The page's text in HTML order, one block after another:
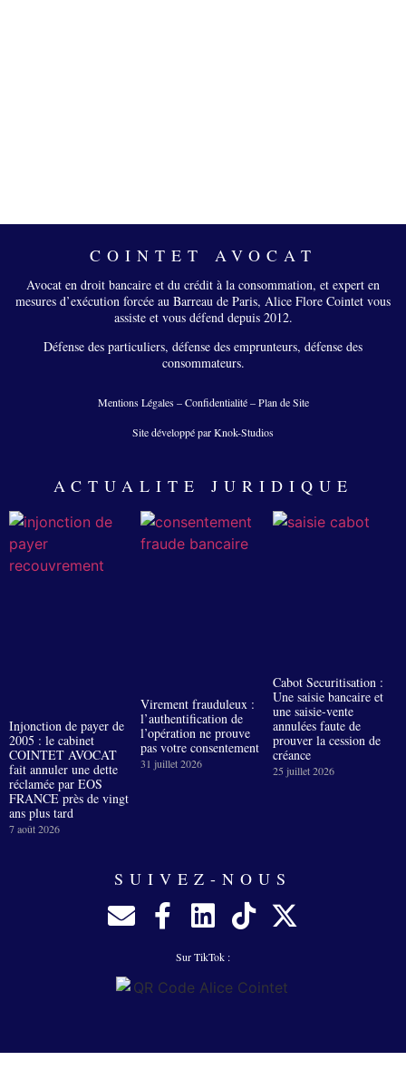
COINTET AVOCAT
Avocat en droit bancaire et du crédit à la consommation, et expert en
mesures d’exécution forcée au Barreau de Paris, Alice Flore Cointet vous
assiste et vous défend depuis 2012.
Défense des particuliers, défense des emprunteurs, défense des
consommateurs.
Mentions Légales–Confidentialité–Plan de Site
Site développé par Knok-Studios
ACTUALITE JURIDIQUE
Injonction de payer de
2005 : le cabinet
COINTET AVOCAT
fait annuler une dette
réclamée par EOS
FRANCE près de vingt
ans plus tard
7 août 2026
Virement frauduleux :
l’authentification de
l’opération ne prouve
pas votre consentement
31 juillet 2026
Cabot Securitisation :
Une saisie bancaire et
une saisie-vente
annulées faute de
prouver la cession de
créance
25 juillet 2026
SUIVEZ-NOUS
Sur TikTok :